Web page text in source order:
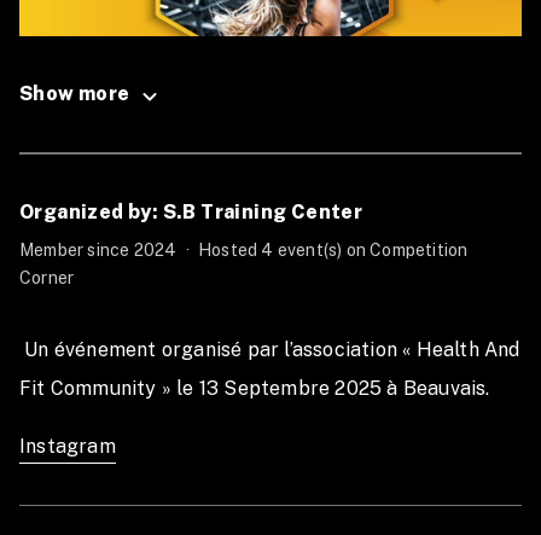
Show more
Organized by: S.B Training Center
Member since 2024 ·
Hosted 4 event(s) on Competition
Corner
Fit Community » le 13 Septembre 2025 à Beauvais.
Instagram